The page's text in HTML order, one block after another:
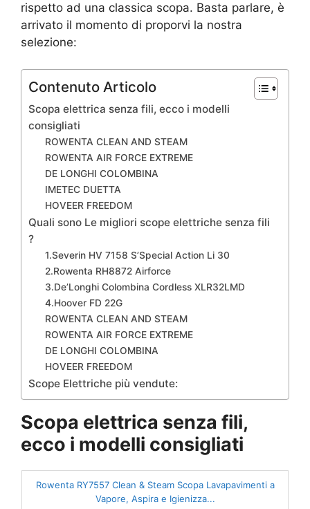
rispetto ad una classica scopa. Basta parlare, è
arrivato il momento di proporvi la nostra
selezione:
Contenuto Articolo
Scopa elettrica senza fili, ecco i modelli
consigliati
ROWENTA CLEAN AND STEAM
ROWENTA AIR FORCE EXTREME
DE LONGHI COLOMBINA
IMETEC DUETTA
HOVEER FREEDOM
Quali sono Le migliori scope elettriche senza fili
?
1.Severin HV 7158 S’Special Action Li 30
2.Rowenta RH8872 Airforce
3.De’Longhi Colombina Cordless XLR32LMD
4.Hoover FD 22G
ROWENTA CLEAN AND STEAM
ROWENTA AIR FORCE EXTREME
DE LONGHI COLOMBINA
HOVEER FREEDOM
Scope Elettriche più vendute:
Scopa elettrica senza fili,
ecco i modelli consigliati
Rowenta RY7557 Clean & Steam Scopa Lavapavimenti a
Vapore, Aspira e Igienizza...